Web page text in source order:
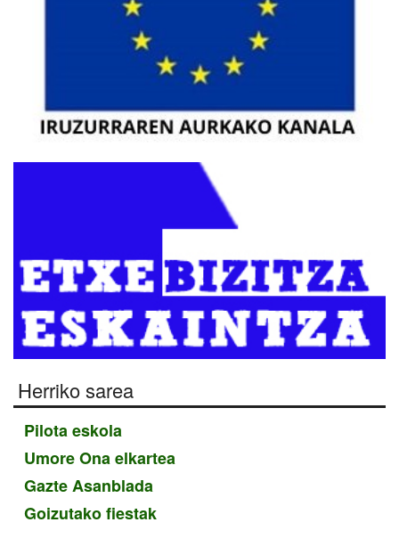
Herriko sarea
Pilota eskola
Umore Ona elkartea
Gazte Asanblada
Goizutako fiestak